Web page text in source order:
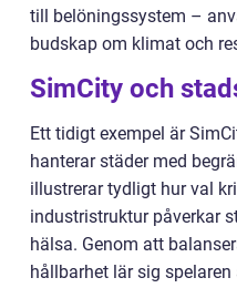
till belöningssystem –
budskap om klimat och
SimCity och
Ett tidigt exempel är
hanterar städer med
illustrerar tydligt hur val
industristruktur påverkar
hälsa. Genom att
hållbarhet lär sig